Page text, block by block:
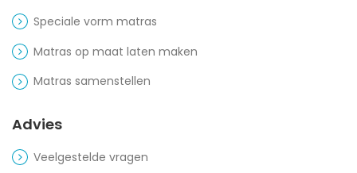
Speciale vorm matras
Matras op maat laten maken
Matras samenstellen
Advies
Veelgestelde vragen